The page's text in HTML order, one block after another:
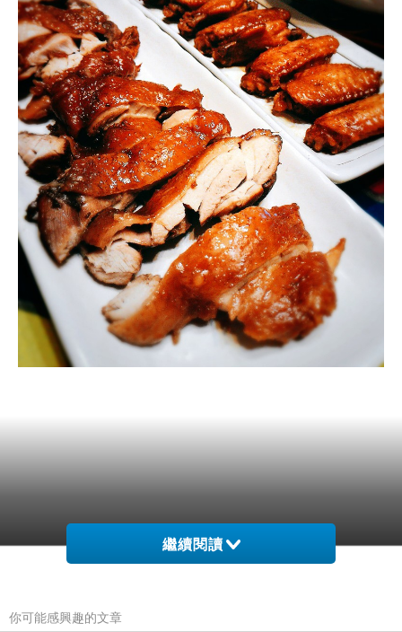
這是前陣子網路超夯的 " 菲比油雞 " , 看到臉書社團裡不斷
忍不住也買了食材試做.
繼續閱讀
你可能感興趣的文章